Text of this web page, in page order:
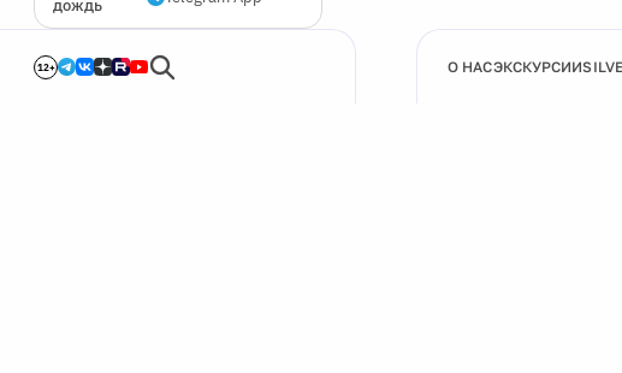
дождь
12+ О НАСЭКСКУРСИИ